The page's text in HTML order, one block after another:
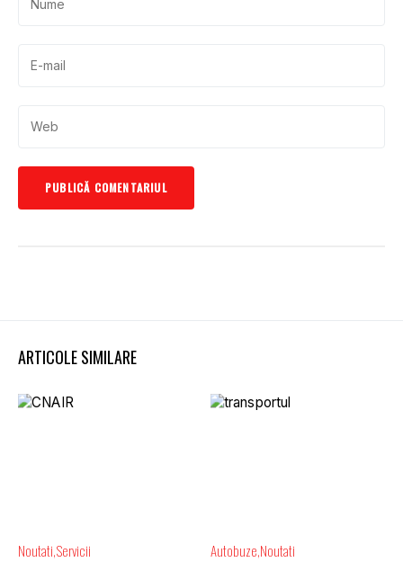
ARTICOLE SIMILARE
Noutati Servicii Autobuze Noutati